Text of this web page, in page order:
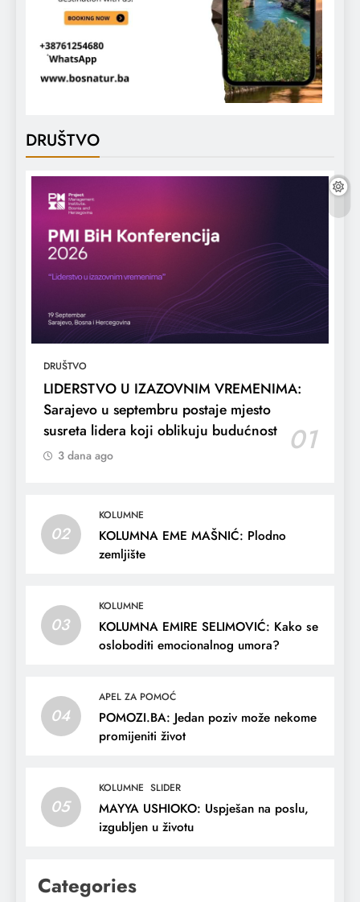
DRUŠTVO
DRUŠTVO
LIDERSTVO U IZAZOVNIM VREMENIMA:
Sarajevo u septembru postaje mjesto
susreta lidera koji oblikuju budućnost
01
3 dana ago
02
KOLUMNE
KOLUMNA EME MAŠNIĆ: Plodno
zemljište
03
KOLUMNE
KOLUMNA EMIRE SELIMOVIĆ: Kako se
osloboditi emocionalnog umora?
04
APEL ZA POMOĆ
POMOZI.BA: Jedan poziv može nekome
promijeniti život
05
KOLUMNE SLIDER
MAYYA USHIOKO: Uspješan na poslu,
izgubljen u životu
Categories